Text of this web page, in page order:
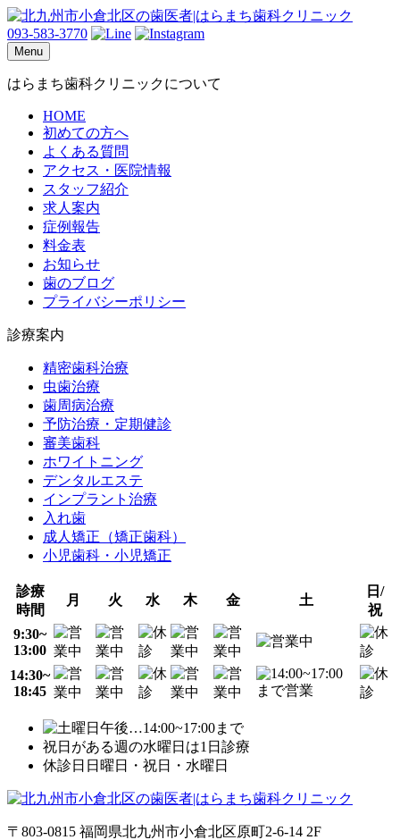
093-583-3770
Menu
はらまち歯科クリニックについて
HOME
初めての方へ
よくある質問
アクセス・医院情報
スタッフ紹介
求人案内
症例報告
料金表
お知らせ
歯のブログ
プライバシーポリシー
診療案内
精密歯科治療
虫歯治療
歯周病治療
予防治療・定期健診
審美歯科
ホワイトニング
デンタルエステ
インプラント治療
入れ歯
成人矯正（矯正歯科）
小児歯科・小児矯正
診療
時間
月 火 水 木 金 土
日/
祝
9:30~
13:00
14:30~
18:45
…14:00~17:00まで
祝日がある週の水曜日は1日診療
休診日 日曜日・祝日・水曜日
〒803-0815 福岡県北九州市小倉北区原町2-6-14 2F